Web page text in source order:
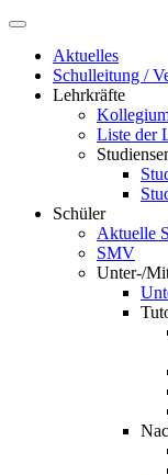
Aktuelles
Schulleitung /
Lehrkräfte
Liste der
Schüler
Aktuelle
SMV
Unter-/